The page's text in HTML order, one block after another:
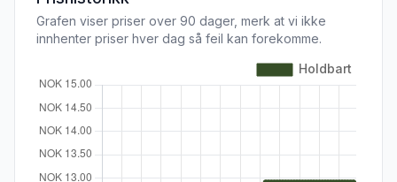
Grafen viser priser over 90 dager, merk at vi ikke
innhenter priser hver dag så feil kan forekomme.